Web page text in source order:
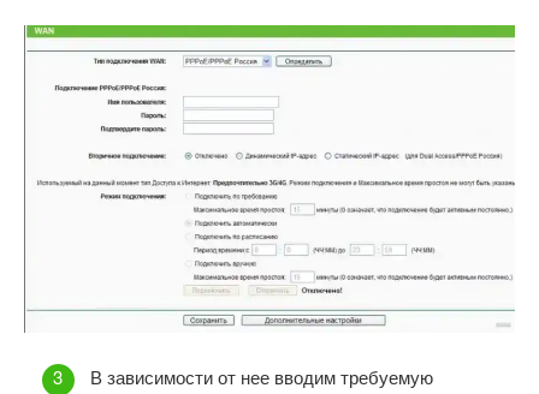
В зависимости от нее вводим требуемую